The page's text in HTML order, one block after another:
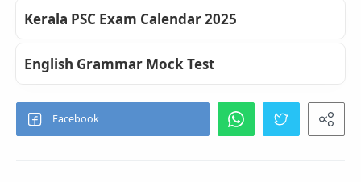
Kerala PSC Exam Calendar 2025
English Grammar Mock Test